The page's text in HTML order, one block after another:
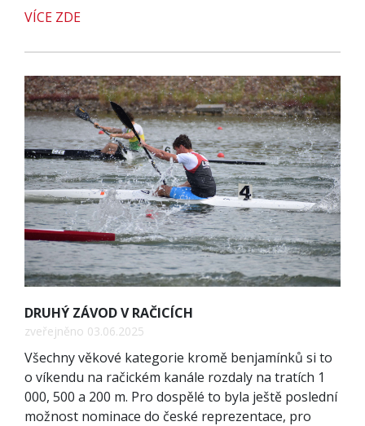
VÍCE ZDE
DRUHÝ ZÁVOD V RAČICÍCH
zveřejněno 03.06.2025
Všechny věkové kategorie kromě benjamínků si to
o víkendu na račickém kanále rozdaly na tratích 1
000, 500 a 200 m. Pro dospělé to byla ještě poslední
možnost nominace do české reprezentace, pro